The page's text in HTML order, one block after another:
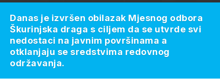
Danas je izvršen obilazak Mjesnog odbora
Škurinjska draga s ciljem da se utvrde svi
nedostaci na javnim površinama a
otklanjaju se sredstvima redovnog
održavanja.